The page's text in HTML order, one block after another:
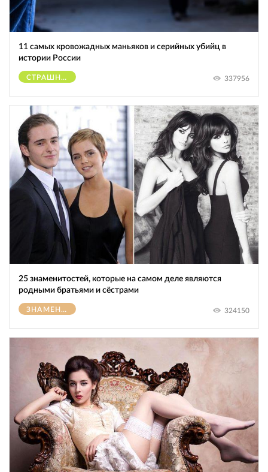
11 самых кровожадных маньяков и серийных убийц в
истории России
СТРАШНОЕ 337956
25 знаменитостей, которые на самом деле являются
родными братьями и сёстрами
ЗНАМЕНИТОСТИ 324150